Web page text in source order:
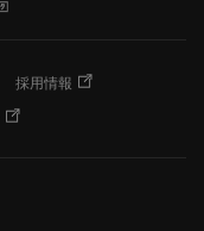
採用情報